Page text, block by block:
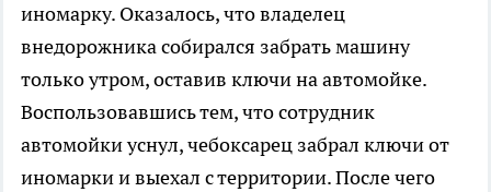
иномарку. Оказалось, что владелец
внедорожника собирался забрать машину
только утром, оставив ключи на автомойке.
Воспользовавшись тем, что сотрудник
автомойки уснул, чебоксарец забрал ключи от
иномарки и выехал с территории. После чего